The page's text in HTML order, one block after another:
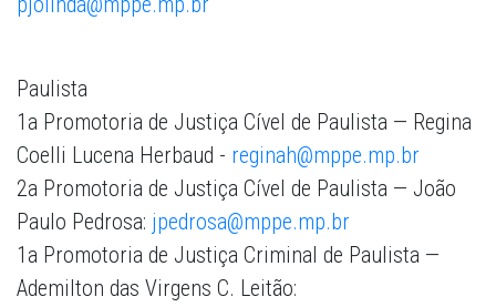
Paulista
1a Promotoria de Justiça Cível de Paulista — Regina
Coelli Lucena Herbaud - reginah@mppe.mp.br
2a Promotoria de Justiça Cível de Paulista — João
Paulo Pedrosa: jpedrosa@mppe.mp.br
1a Promotoria de Justiça Criminal de Paulista —
Ademilton das Virgens C. Leitão: